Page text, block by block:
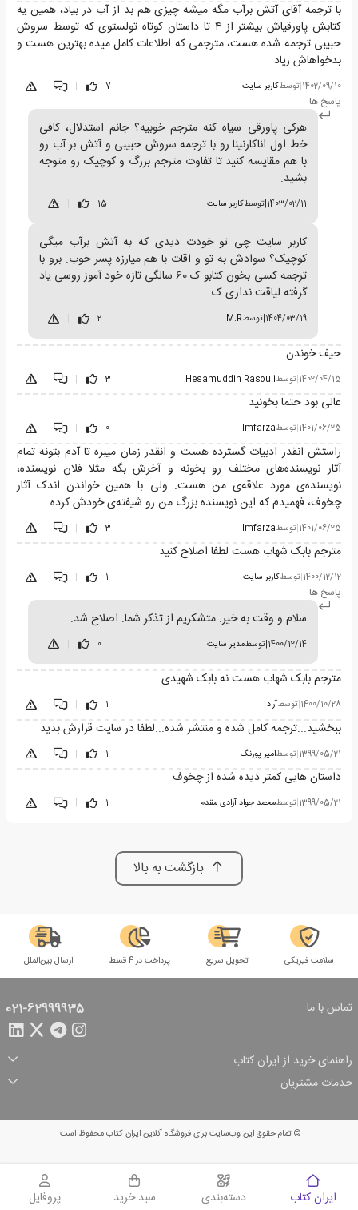
با ترجمه آقای آتش برآب مگه میشه چیزی هم بد از آب در بیاد، همین یه
کتابش پاورقیاش بیشتر از ۴ تا داستان کوتاه تولستوی که توسط سروش
حبیبی ترجمه شده هست، مترجمی که اطلاعات کامل میده بهترین هست و
بدخواهاش زیاد
1402/09/10
|توسطکاربر سایت 7
|
|
پاسخ ها
هرکی پاورقی سیاه کنه مترجم خوبیه؟ جانم استدلال، کافی
خط اول اناکارنینا رو با ترجمه سروش حبیبی و آتش بر آب رو
با هم مقایسه کنید تا تفاوت مترجم بزرگ و کوچیک رو متوجه
بشید.
1403/02/11
|توسطکاربر سایت 15
کاربر سایت چی تو خودت دیدی که به آتش برآب میگی
کوچیک؟ سوادش به تو و اقات با هم میارزه پسر خوب. برو با
ترجمه کسی بخون کتابو ک 60 سالگی تازه خود آموز روسی یاد
گرفته لیاقت نداری ک
1404/03/19
|توسطM.R
2
حیف خوندن
1402/04/15
|توسطHesamuddin Rasouli
3
|
|
عالی بود حتما بخونید
1401/06/25
|توسطImfarza
0
|
|
راستش انقدر ادبیات گسترده هست و انقدر زمان میبره تا آدم بتونه تمام
آثار نویسنده‌های مختلف رو بخونه و آخرش بگه مثلا فلان نویسنده،
نویسنده‌ی مورد علاقه‌ی من هست. ولی با همین خواندن اندک آثار
چخوف، فهمیدم که این نویسنده بزرگ من رو شیفته‌ی خودش کرده
1401/06/25
|توسطImfarza
3
|
|
مترجم بابک شهاب هست لطفا اصلاح کنید
1400/12/12
|توسطکاربر سایت 1
|
|
پاسخ ها
سلام و وقت به خیر. متشکریم از تذکر شما. اصلاح شد.
1400/12/14
|توسطمدیر سایت 0
مترجم بابک شهاب هست نه بابک شهیدی
1400/10/28
|توسطآراد 1
|
|
ببخشید...ترجمه کامل شده و منتشر شده...لطفا در سایت قرارش بدید
1399/05/21
|توسطامیر پورنگ 1
|
|
داستان هایی کمتر دیده شده از چخوف
1399/05/21
|توسطمحمد جواد آزادی مقدم 1
|
|
بازگشت به بالا
سلامت فیزیکی تحویل سریع پرداخت در 4 قسط ارسال بین‌الملل
تماس با ما 021-62999935
راهنمای خرید از ایران کتاب
ثبت سفارش
شرایط ارسال سفارش
شیوه پرداخت
تخفیف‌های خرید
خدمات مشتریان
© تمام حقوق این وب‌سایت برای فروشگاه آنلاین ایران کتاب محفوظ است.
ایران کتاب دسته‌بندی
سبد خرید
سبد خرید پروفایل